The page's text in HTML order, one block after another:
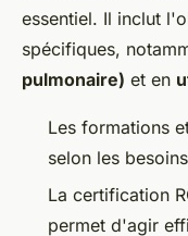
essentiel. Il inclut
spécifiques,
pulmonaire) et en
Les formations
selon les
La certification
permet d'agir